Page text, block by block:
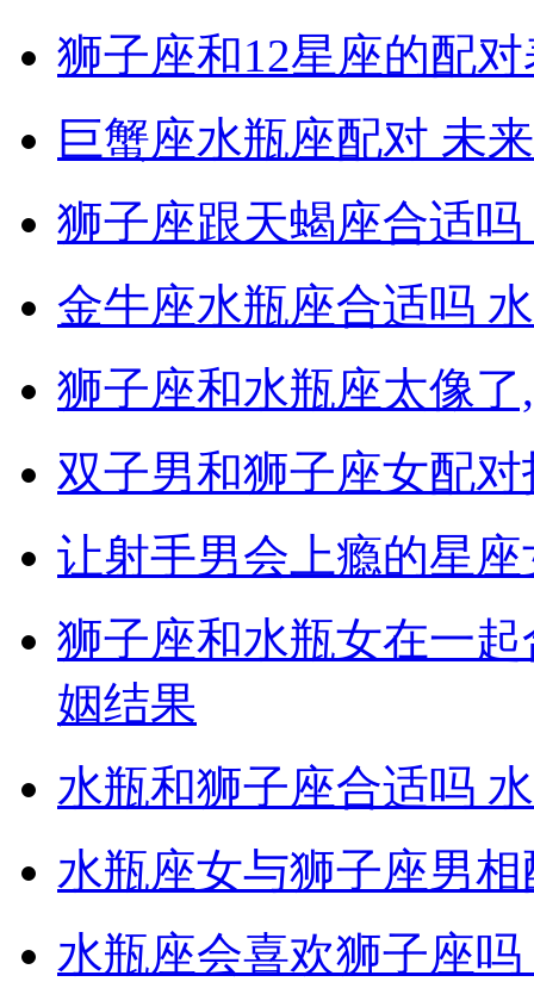
狮子座和12星座的配
巨蟹座水瓶座配对 未
狮子座跟天蝎座合适
金牛座水瓶座合适吗
狮子座和水瓶座太像
双子男和狮子座女配
让射手男会上瘾的星
狮子座和水瓶女在一
姻结果
水瓶和狮子座合适吗
水瓶座女与狮子座男
水瓶座会喜欢狮子座